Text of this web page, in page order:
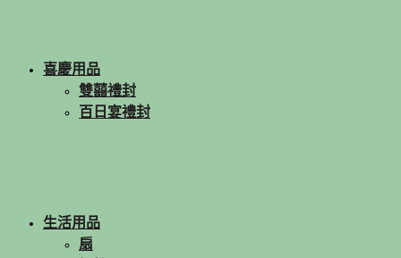
喜慶用品
雙囍禮封
百日宴禮封
生活用品
扇